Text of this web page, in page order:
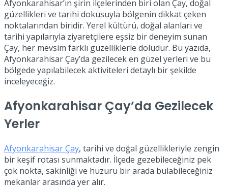
Afyonkarahisar’ın şirin ilçelerinden biri olan Çay, doğal
güzellikleri ve tarihi dokusuyla bölgenin dikkat çeken
noktalarından biridir. Yerel kültürü, doğal alanları ve
tarihi yapılarıyla ziyaretçilere eşsiz bir deneyim sunan
Çay, her mevsim farklı güzelliklerle doludur. Bu yazıda,
Afyonkarahisar Çay’da gezilecek en güzel yerleri ve bu
bölgede yapılabilecek aktiviteleri detaylı bir şekilde
inceleyeceğiz.
Afyonkarahisar Çay’da Gezilecek
Yerler
Afyonkarahisar Çay, tarihi ve doğal güzellikleriyle zengin
bir keşif rotası sunmaktadır. İlçede gezebileceğiniz pek
çok nokta, sakinliği ve huzuru bir arada bulabileceğiniz
mekanlar arasında yer alır.